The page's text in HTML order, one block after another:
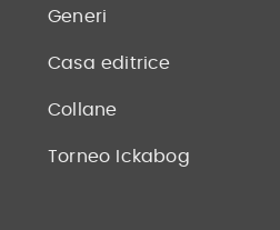
Generi
Casa editrice
Collane
Torneo Ickabog